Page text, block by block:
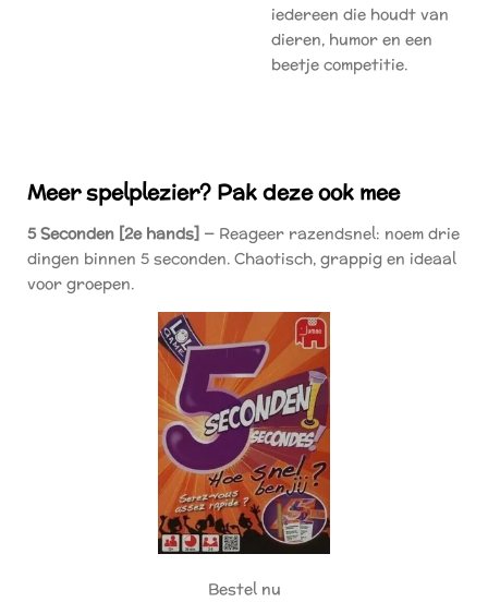
iedereen die houdt van
dieren, humor en een
beetje competitie.
Meer spelplezier? Pak deze ook mee
5 Seconden [2e hands] — Reageer razendsnel: noem drie
dingen binnen 5 seconden. Chaotisch, grappig en ideaal
voor groepen.
Bestel nu